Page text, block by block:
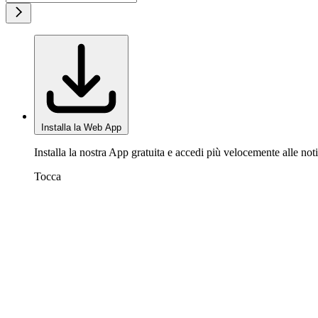
Installa la Web App
Installa la nostra App gratuita e accedi più velocemente alle
Tocca